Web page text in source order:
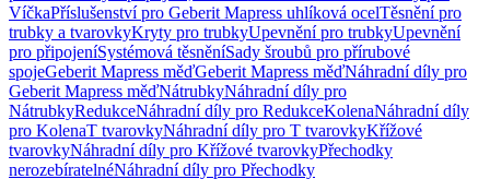
VíčkaPříslušenství pro Geberit Mapress uhlíková ocelTěsnění pro
trubky a tvarovkyKryty pro trubkyUpevnění pro trubkyUpevnění
pro připojeníSystémová těsněníSady šroubů pro přírubové
spojeGeberit Mapress měďGeberit Mapress měďNáhradní díly pro
Geberit Mapress měďNátrubkyNáhradní díly pro
NátrubkyRedukceNáhradní díly pro RedukceKolenaNáhradní díly
pro KolenaT tvarovkyNáhradní díly pro T tvarovkyKřížové
tvarovkyNáhradní díly pro Křížové tvarovkyPřechodky
nerozebíratelnéNáhradní díly pro Přechodky